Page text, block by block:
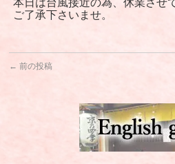
ご了承下さいませ。
← 前の投稿